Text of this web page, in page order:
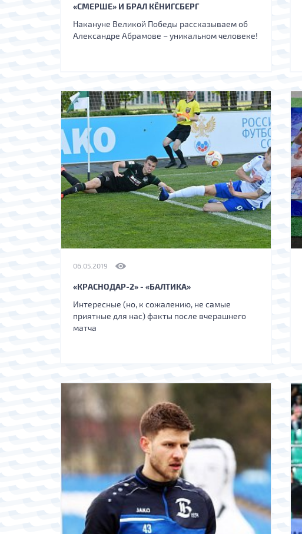
«СМЕРШЕ» И БРАЛ КЁНИГСБЕРГ
Накануне Великой Победы рассказываем об
Александре Абрамове – уникальном человеке!
06.05.2019
«КРАСНОДАР-2» - «БАЛТИКА»
Интересные (но, к сожалению, не самые
приятные для нас) факты после вчерашнего
матча